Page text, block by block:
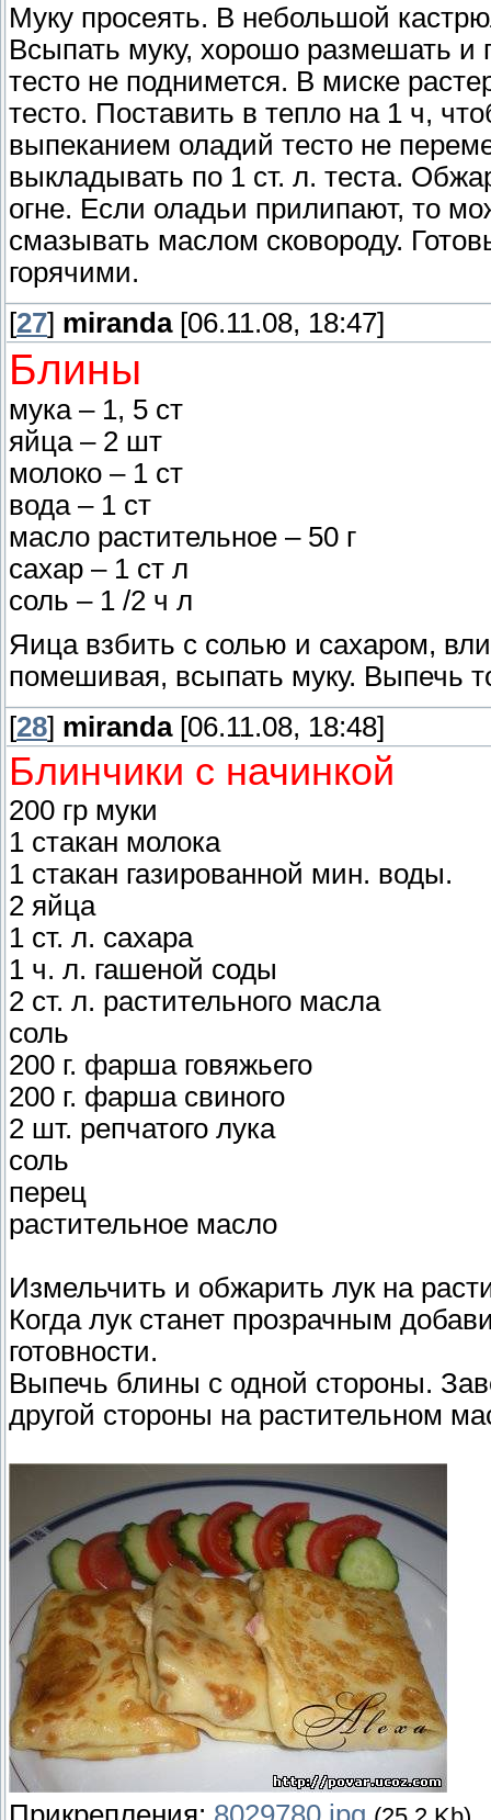
Муку просеять. В небольшой
Всыпать муку, хорошо размешать и
тесто не поднимется. В миске
тесто. Поставить в тепло на 1 ч,
выпеканием оладий тесто не
выкладывать по 1 ст. л. теста.
огне. Если оладьи прилипают, то
смазывать маслом сковороду.
горячими.
[27] miranda[06.11.08, 18:47]
Блины
мука – 1, 5 ст
яйца – 2 шт
молоко – 1 ст
вода – 1 ст
масло растительное – 50 г
сахар – 1 ст л
соль – 1 /2 ч л
Яица взбить с солью и сахаром,
помешивая, всыпать муку. Выпечь
[28] miranda[06.11.08, 18:48]
Блинчики с начинкой
200 гр муки
1 стакан молока
1 стакан газированной мин. воды.
2 яйца
1 ст. л. сахара
1 ч. л. гашеной соды
2 ст. л. растительного масла
соль
200 г. фарша говяжьего
200 г. фарша свиного
2 шт. репчатого лука
соль
перец
растительное масло
Измельчить и обжарить лук на
Когда лук станет прозрачным
готовности.
Выпечь блины с одной стороны.
другой стороны на растительном